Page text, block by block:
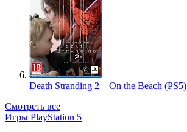
Death Stranding 2 – On the Beach (PS5)
Смотреть все
Игры PlayStation 5